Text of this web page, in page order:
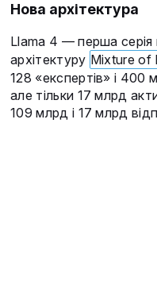
Нова архітектура
Llama 4 — перша серія
архітектуру Mixture of
128 «експертів» і 400
але тільки 17 млрд
109 млрд і 17 млрд